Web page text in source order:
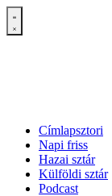
Címlapsztori
Napi friss
Hazai sztár
Külföldi sztár
Podcast